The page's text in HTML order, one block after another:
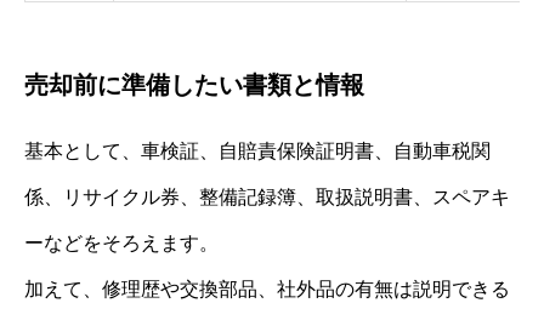
売却前に準備したい書類と情報
基本として、車検証、自賠責保険証明書、自動車税関
係、リサイクル券、整備記録簿、取扱説明書、スペアキ
ーなどをそろえます。
加えて、修理歴や交換部品、社外品の有無は説明できる